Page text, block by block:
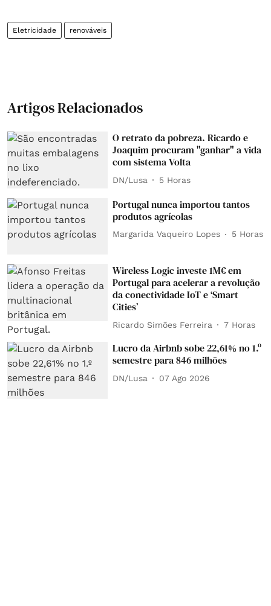
Eletricidade renováveis
Artigos Relacionados
O retrato da pobreza. Ricardo e
Joaquim procuram "ganhar" a vida
com sistema Volta
DN/Lusa 5 Horas
Portugal nunca importou tantos
produtos agrícolas
Margarida Vaqueiro Lopes 5 Horas
Wireless Logic investe 1M€ em
Portugal para acelerar a revolução
da conectividade IoT e ‘Smart
Cities’
Ricardo Simões Ferreira 7 Horas
Lucro da Airbnb sobe 22,61% no 1.º
semestre para 846 milhões
DN/Lusa 07 Ago 2026